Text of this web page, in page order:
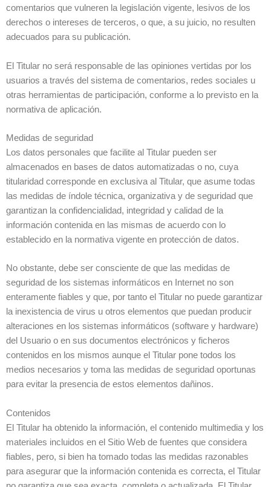
comentarios que vulneren la legislación vigente, lesivos de los
derechos o intereses de terceros, o que, a su juicio, no resulten
adecuados para su publicación.
El Titular no será responsable de las opiniones vertidas por los
usuarios a través del sistema de comentarios, redes sociales u
otras herramientas de participación, conforme a lo previsto en la
normativa de aplicación.
Medidas de seguridad
Los datos personales que facilite al Titular pueden ser
almacenados en bases de datos automatizadas o no, cuya
titularidad corresponde en exclusiva al Titular, que asume todas
las medidas de índole técnica, organizativa y de seguridad que
garantizan la confidencialidad, integridad y calidad de la
información contenida en las mismas de acuerdo con lo
establecido en la normativa vigente en protección de datos.
No obstante, debe ser consciente de que las medidas de
seguridad de los sistemas informáticos en Internet no son
enteramente fiables y que, por tanto el Titular no puede garantizar
la inexistencia de virus u otros elementos que puedan producir
alteraciones en los sistemas informáticos (software y hardware)
del Usuario o en sus documentos electrónicos y ficheros
contenidos en los mismos aunque el Titular pone todos los
medios necesarios y toma las medidas de seguridad oportunas
para evitar la presencia de estos elementos dañinos.
Contenidos
El Titular ha obtenido la información, el contenido multimedia y los
materiales incluidos en el Sitio Web de fuentes que considera
fiables, pero, si bien ha tomado todas las medidas razonables
para asegurar que la información contenida es correcta, el Titular